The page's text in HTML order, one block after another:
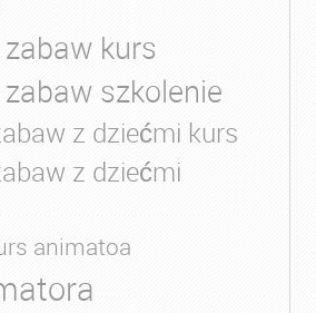
kurs
szkolenie
z dziećmi kurs
z dziećmi
animatoa